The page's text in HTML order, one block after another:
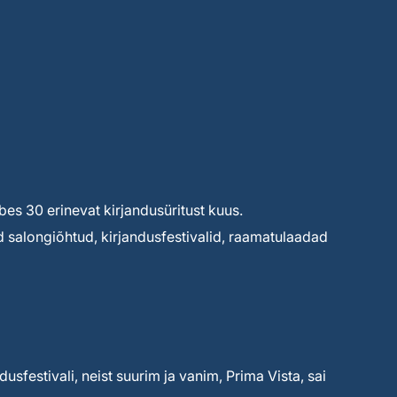
30 erinevat kirjandusüritust kuus.
salongiõhtud, kirjandusfestivalid, raamatulaadad
neist suurim ja vanim, Prima Vista, sai